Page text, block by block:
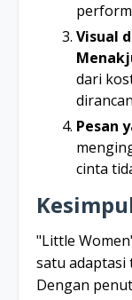
Visual
dari
Pesan
cinta
"Little
satu adaptasi
Dengan